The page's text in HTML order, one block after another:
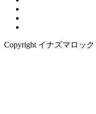
Copyright イナズマロッ